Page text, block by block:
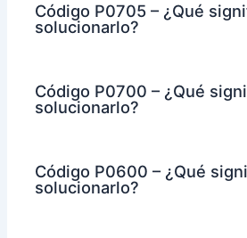
Código P0705 – ¿Qué
solucionarlo?
Código P0700 – ¿Qué
solucionarlo?
Código P0600 – ¿Qué
solucionarlo?